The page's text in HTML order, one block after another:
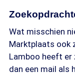
Wat misschien
Marktplaats ook
Lamboo heeft
dan een mail als